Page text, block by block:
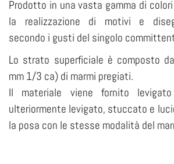
Prodotto in una vasta gamma di
la realizzazione di motivi e
secondo i gusti del singolo
Lo strato superficiale è composto
mm 1/3 ca) di marmi pregiati.
Il materiale viene fornito
ulteriormente levigato, stuccato e
la posa con le stesse modalità del